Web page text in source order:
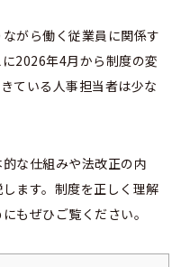
がら働く従業員に関係す
2026年4月から制度の変
ている人事担当者は少な
な仕組みや法改正の内
ます。制度を正しく理解
もぜひご覧ください。